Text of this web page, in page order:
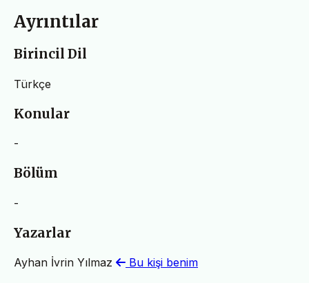
Ayrıntılar
Birincil Dil
Türkçe
Konular
-
Bölüm
-
Yazarlar
Ayhan İvrin Yılmaz Bu kişi benim